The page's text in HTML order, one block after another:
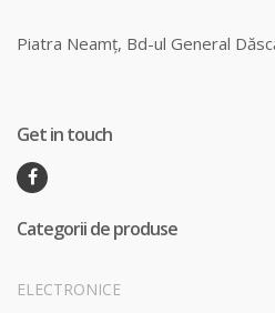
Piatra Neamț, Bd-ul General
Get in touch
Categorii de produse
ELECTRONICE